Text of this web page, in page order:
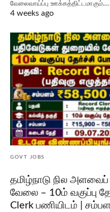
வேலைவாய்ப்பு ஊக்கத்திட்டமாகும்.…
4 weeks ago
GOVT JOBS
தமிழ்நாடு நில
வேலை – 10ம் வகுப்பு
Clerk பணியிடம் |